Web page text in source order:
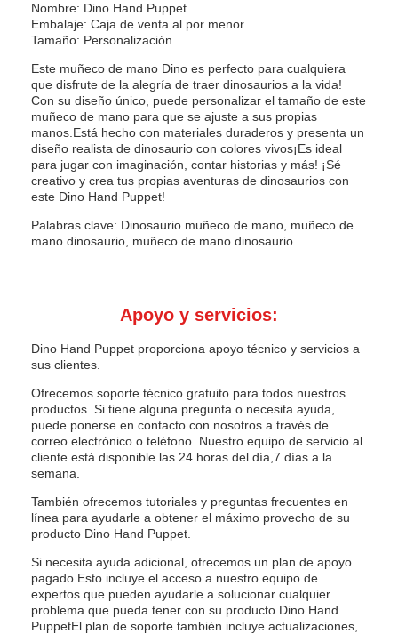
Nombre: Dino Hand Puppet
Embalaje: Caja de venta al por menor
Tamaño: Personalización
Este muñeco de mano Dino es perfecto para cualquiera
que disfrute de la alegría de traer dinosaurios a la vida!
Con su diseño único, puede personalizar el tamaño de este
muñeco de mano para que se ajuste a sus propias
manos.Está hecho con materiales duraderos y presenta un
diseño realista de dinosaurio con colores vivos¡Es ideal
para jugar con imaginación, contar historias y más! ¡Sé
creativo y crea tus propias aventuras de dinosaurios con
este Dino Hand Puppet!
Palabras clave: Dinosaurio muñeco de mano, muñeco de
mano dinosaurio, muñeco de mano dinosaurio
Apoyo y servicios:
Dino Hand Puppet proporciona apoyo técnico y servicios a
sus clientes.
Ofrecemos soporte técnico gratuito para todos nuestros
productos. Si tiene alguna pregunta o necesita ayuda,
puede ponerse en contacto con nosotros a través de
correo electrónico o teléfono. Nuestro equipo de servicio al
cliente está disponible las 24 horas del día,7 días a la
semana.
También ofrecemos tutoriales y preguntas frecuentes en
línea para ayudarle a obtener el máximo provecho de su
producto Dino Hand Puppet.
Si necesita ayuda adicional, ofrecemos un plan de apoyo
pagado.Esto incluye el acceso a nuestro equipo de
expertos que pueden ayudarle a solucionar cualquier
problema que pueda tener con su producto Dino Hand
PuppetEl plan de soporte también incluye actualizaciones,